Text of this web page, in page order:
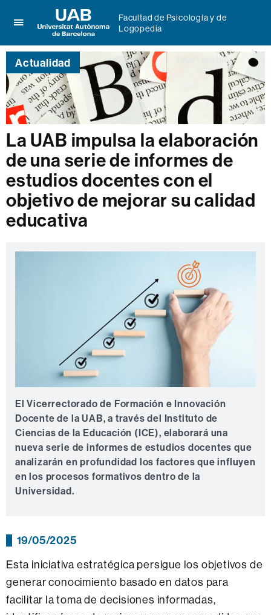
aquí
para
desplegar
el
menú
de
Facultad
Psicología
y
de
Logopedia
Universitat
Autònoma
de
Barcelona
Facultad de Psicología y de
Logopedia
Actualidad
La UAB impulsa la elaboración
de una serie de informes de
estudios docentes con el
objetivo de mejorar su calidad
educativa
El Vicerrectorado de Formación e Innovación
Docente de la UAB, a través del Instituto de
Ciencias de la Educación (ICE), elaborará una
nueva serie de informes de estudios docentes que
analizarán en profundidad los factores que influyen
en los procesos formativos dentro de la
Universidad.
19/05/2025
Esta iniciativa estratégica persigue los objetivos de
generar conocimiento basado en datos para
facilitar la toma de decisiones informadas,